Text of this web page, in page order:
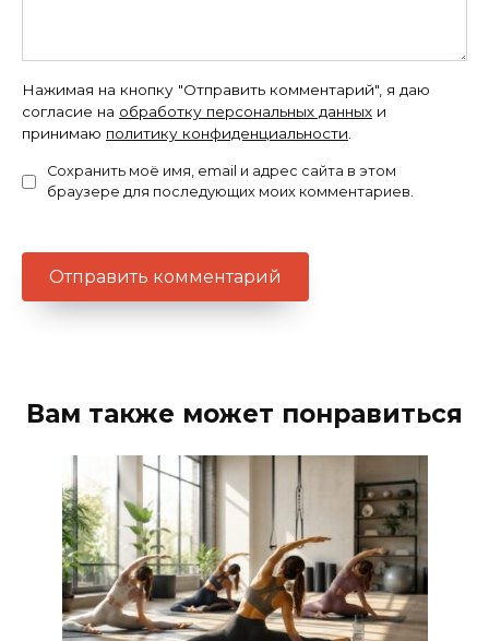
Нажимая на кнопку "Отправить комментарий", я даю
согласие на обработку персональных данных и
принимаю политику конфиденциальности.
Сохранить моё имя, email и адрес сайта в этом
браузере для последующих моих комментариев.
Вам также может понравиться